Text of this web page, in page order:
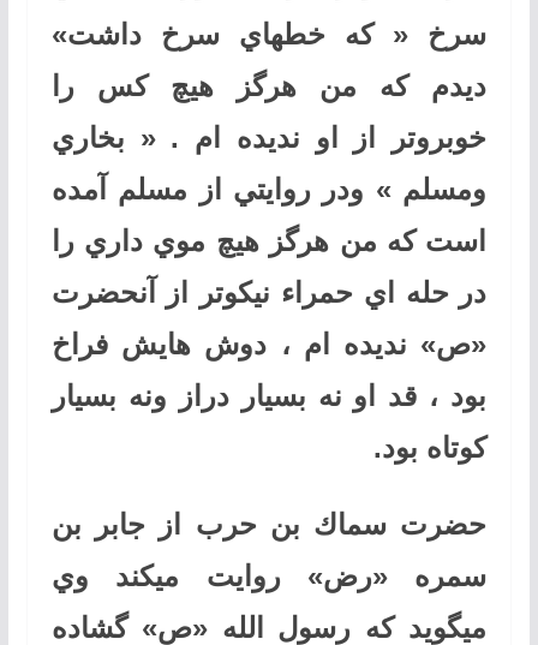
سرخ « كه خطهاي سرخ داشت»
ديدم كه من هرگز هيچ كس را
خوبروتر از او نديده ام . « بخاري
ومسلم » ودر روايتي از مسلم آمده
است كه من هرگز هيچ موي داري را
در حله اي حمراء نيكوتر از آنحضرت
«ص» نديده ام ، دوش هايش فراخ
بود ، قد او نه بسيار دراز ونه بسيار
كوتاه بود.
حضرت سماك بن حرب از جابر بن
سمره «رض» روايت ميكند وي
ميگويد كه رسول الله «ص» گشاده